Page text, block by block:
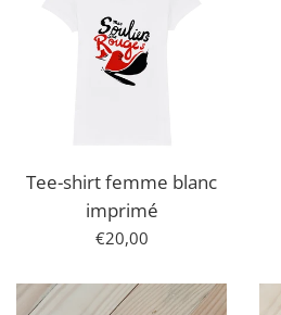
Tee-shirt femme blanc
imprimé
Prix
€20,00